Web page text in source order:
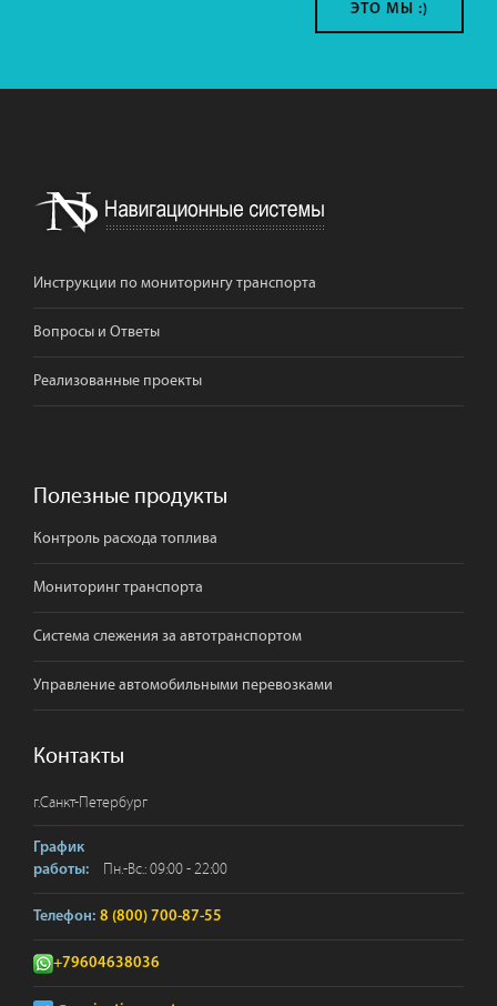
ЭТО МЫ :)
Инструкции по мониторингу транспорта
Вопросы и Ответы
Реализованные проекты
Полезные продукты
Контроль расхода топлива
Мониторинг транспорта
Система слежения за автотранспортом
Управление автомобильными перевозками
Контакты
г.Санкт-Петербург
График
работы:
Пн.-Вс.: 09:00 - 22:00
Телефон: 8 (800) 700-87-55
+79604638036